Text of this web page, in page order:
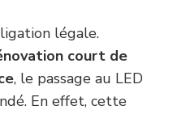
légale.
court de
, le passage au LED
En effet, cette